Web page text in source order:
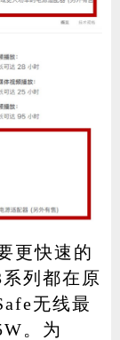
更快速的
列都在原
无线最
。为